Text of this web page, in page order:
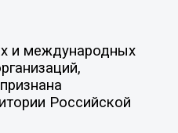
и международных
Российской